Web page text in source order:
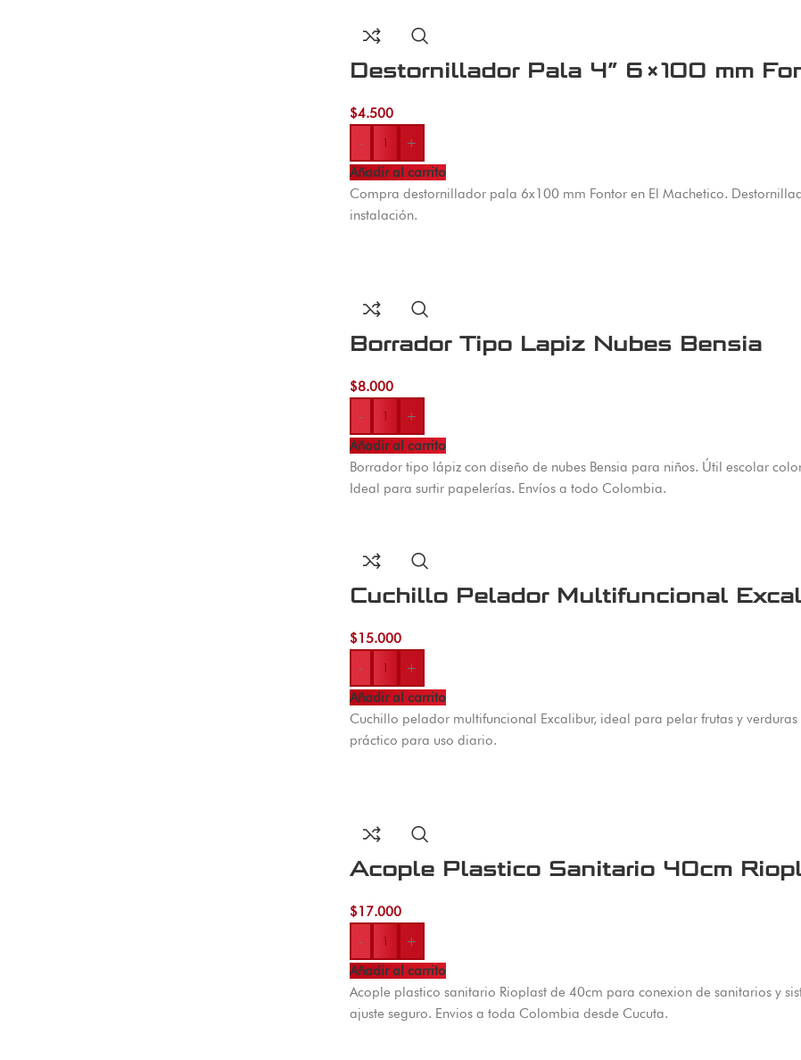
Destornillador Pala 4” 6×100 mm
$4.500
-
+
Añadir al carrito
Compra destornillador pala 6x100 mm Fontor en El Machetico.
instalación.
Borrador Tipo Lapiz Nubes Bensia
$8.000
-
+
Añadir al carrito
Borrador tipo lápiz con diseño de nubes Bensia para niños. Útil escolar
Ideal para surtir papelerías. Envíos a todo Colombia.
Cuchillo Pelador Multifuncional
$15.000
-
+
Añadir al carrito
Cuchillo pelador multifuncional Excalibur, ideal para pelar frutas y
práctico para uso diario.
Acople Plastico Sanitario 40cm
$17.000
-
+
Añadir al carrito
Acople plastico sanitario Rioplast de 40cm para conexion de sanitarios y
ajuste seguro. Envios a toda Colombia desde Cucuta.